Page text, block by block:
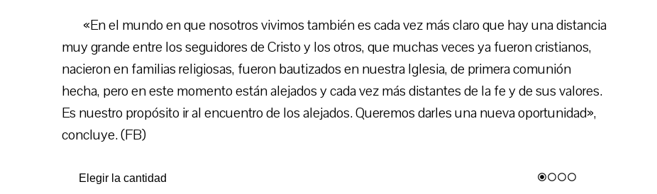
«En el mundo en que nosotros vivimos también es cada vez más claro que hay una distancia
muy grande entre los seguidores de Cristo y los otros, que muchas veces ya fueron cristianos,
nacieron en familias religiosas, fueron bautizados en nuestra Iglesia, de primera comunión
hecha, pero en este momento están alejados y cada vez más distantes de la fe y de sus valores.
Es nuestro propósito ir al encuentro de los alejados. Queremos darles una nueva oportunidad»,
concluye. (FB)